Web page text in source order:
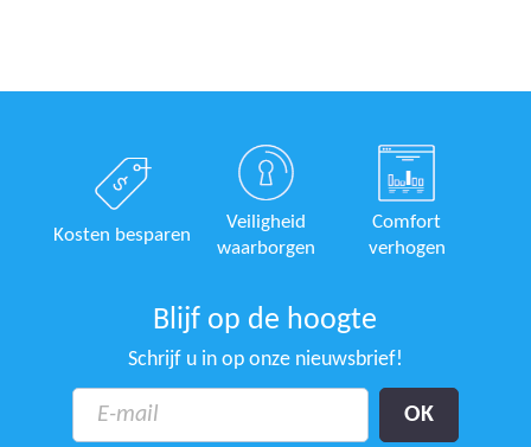
Kosten besparen
Veiligheid
waarborgen
Comfort
verhogen
Blijf op de hoogte
Schrijf u in op onze nieuwsbrief!